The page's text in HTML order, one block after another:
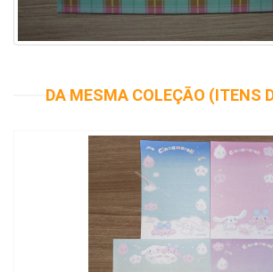
DA MESMA COLEÇÃO (ITENS